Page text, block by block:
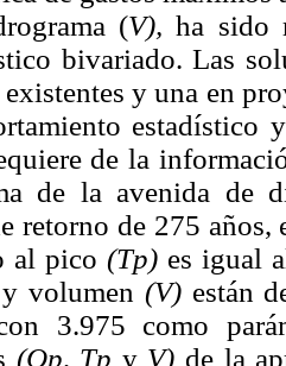
(V),ha sido
bivariado. Las
existentes y una en
estadístico
de la
de la avenida de
retorno de 275 años,
al pico (Tp) es igual
volumen (V) están
3.975 como
(Qp, Tp yV) de la